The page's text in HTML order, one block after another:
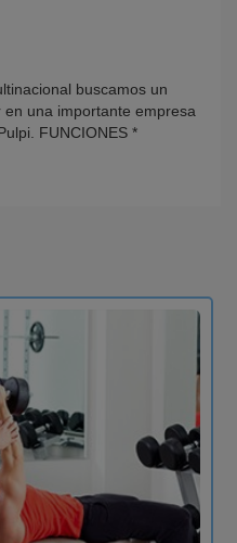
buscamos un
una importante empresa
FUNCIONES *